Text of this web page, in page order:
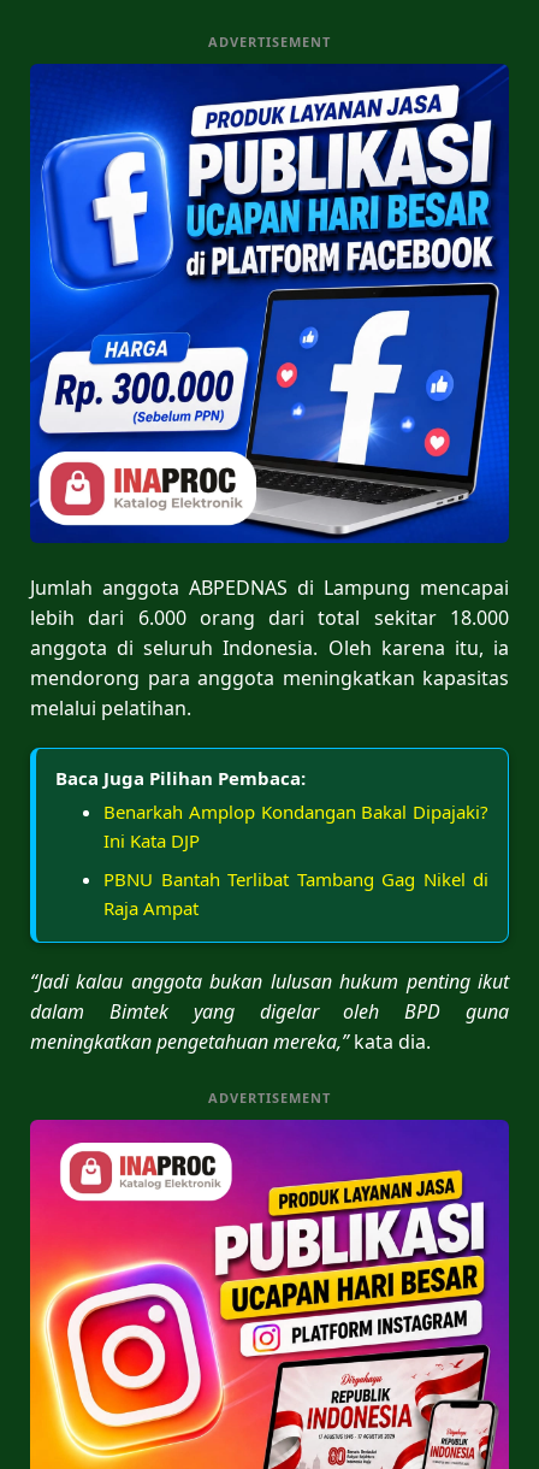
ADVERTISEMENT
Jumlah anggota ABPEDNAS di Lampung mencapai
lebih dari 6.000 orang dari total sekitar 18.000
anggota di seluruh Indonesia. Oleh karena itu, ia
mendorong para anggota meningkatkan kapasitas
melalui pelatihan.
Baca Juga Pilihan Pembaca:
Benarkah Amplop Kondangan Bakal Dipajaki?
Ini Kata DJP
PBNU Bantah Terlibat Tambang Gag Nikel di
Raja Ampat
“Jadi kalau anggota bukan lulusan hukum penting ikut
dalam Bimtek yang digelar oleh BPD guna
meningkatkan pengetahuan mereka,”kata dia.
ADVERTISEMENT